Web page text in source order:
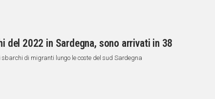
del 2022 in Sardegna, sono arrivati in 38
sbarchi di migranti lungo le coste del sud Sardegna